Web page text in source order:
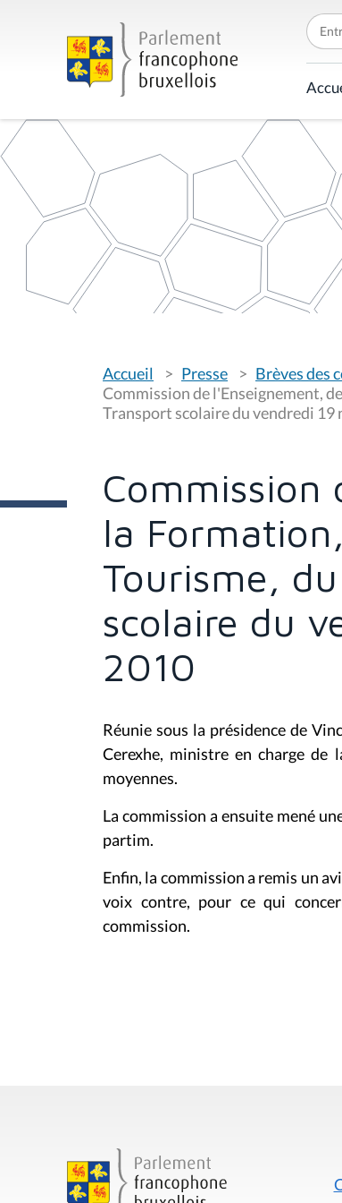
C
h
e
r
c
h
r
p
o
u
s
ê
c
:
Accueil Presse Brèves des
Commission de l'Enseignement,
Transport scolaire du vendredi 19
Commission
la
Tourisme,
scolaire du
2010
Réunie sous la présidence de
Cerexhe, ministre en charge de
moyennes.
La commission a ensuite mené
partim.
Enfin, la commission a remis un
voix contre, pour ce qui
commission.